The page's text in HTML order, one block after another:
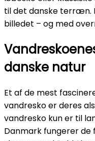
til det danske terræn.
billedet – og med
danske natur
Et af de mest
vandresko er deres
vandresko kun er til
Danmark fungerer